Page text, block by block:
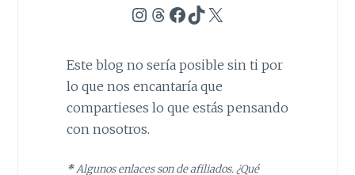
Instagram
Threads
Facebook
TikTok
X
Este blog no sería posible sin ti por
lo que nos encantaría que
compartieses lo que estás pensando
con nosotros.
*Algunos enlaces son de afiliados. ¿Qué